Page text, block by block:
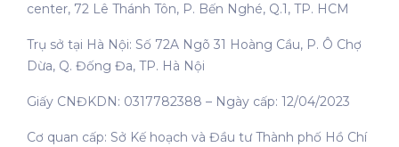
center, 72 Lê Thánh Tôn, P. Bến Nghé, Q.1, TP. HCM
Trụ sở tại Hà Nội: Số 72A Ngõ 31 Hoàng Cầu, P. Ô Chợ
Dừa, Q. Đống Đa, TP. Hà Nội
Giấy CNĐKDN: 0317782388 – Ngày cấp: 12/04/2023
Cơ quan cấp: Sở Kế hoạch và Đầu tư Thành phố Hồ Chí